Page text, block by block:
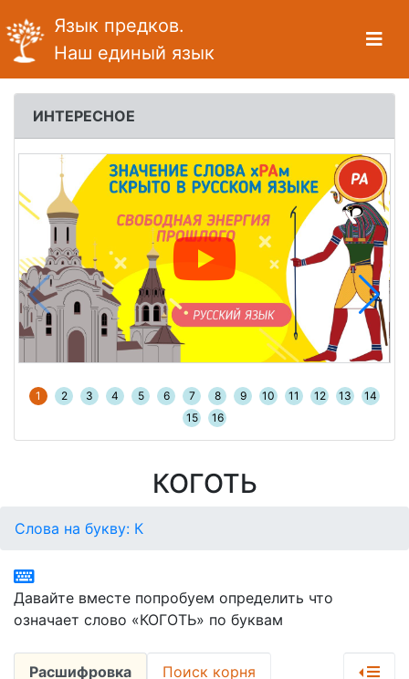
Язык предков.
Наш единый язык
ИНТЕРЕСНОЕ
1 2 3 4 5 6 7 8 9 10 11 12 13
14
15
16
КОГОТЬ
Слова на букву: К
Давайте вместе попробуем определить что
означает слово «КОГОТЬ» по буквам
Расшифровка Поиск корня